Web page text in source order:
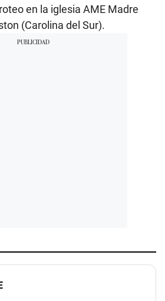
en la iglesia AME Madre
(Carolina del Sur).